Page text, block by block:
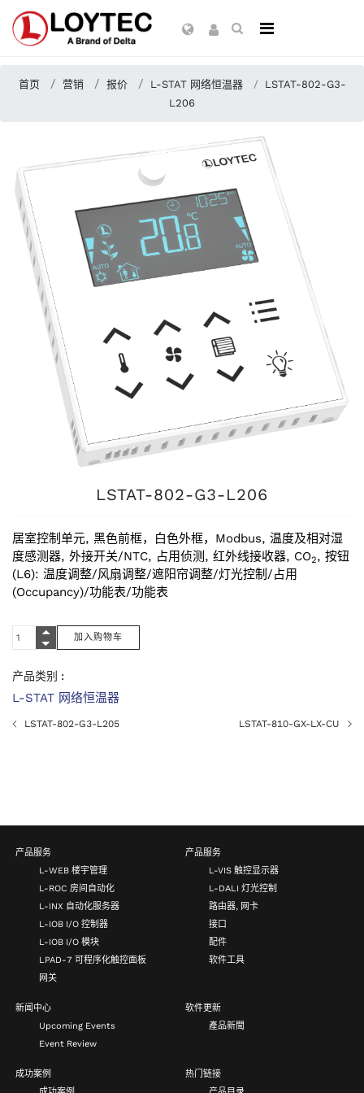
首页 营销 报价 L-STAT 网络恒温器
LSTAT-802-G3-
L206
LSTAT-802-G3-L206
居室控制单元, 黑色前框，白色外框，Modbus, 温度及相对湿
度感测器, 外接开关/NTC, 占用侦测, 红外线接收器, CO2, 按钮
(L6): 温度调整/风扇调整/遮阳帘调整/灯光控制/占用
(Occupancy)/功能表/功能表
产品类别 :
L-STAT 网络恒温器
LSTAT-802-G3-L205 LSTAT-810-GX-LX-CU
产品服务
L-WEB 楼宇管理
L-ROC 房间自动化
L-INX 自动化服务器
L-IOB I/O 控制器
L-IOB I/O 模块
LPAD-7 可程序化触控面板
网关
产品服务
L-VIS 触控显示器
L-DALI 灯光控制
路由器, 网卡
接口
配件
软件工具
新闻中心
Upcoming Events
Event Review
软件更新
產品新聞
成功案例
热门链接